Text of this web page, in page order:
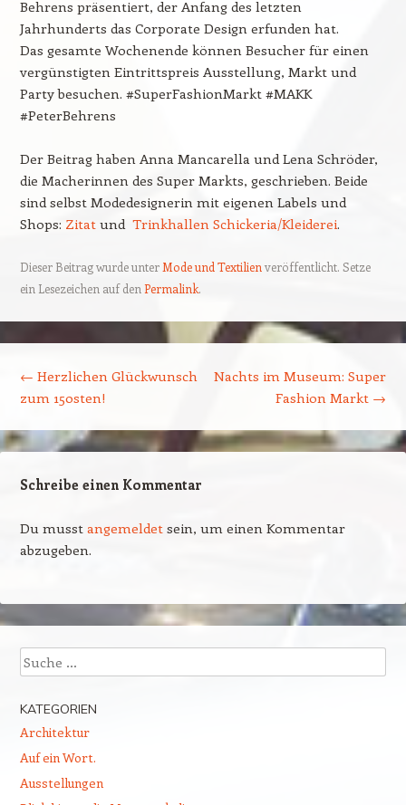
Behrens präsentiert, der Anfang des letzten
Jahrhunderts das Corporate Design erfunden hat.
Das gesamte Wochenende können Besucher für einen
vergünstigten Eintrittspreis Ausstellung, Markt und
Party besuchen. #SuperFashionMarkt #MAKK
#PeterBehrens
Der Beitrag haben Anna Mancarella und Lena Schröder,
die Macherinnen des Super Markts, geschrieben. Beide
sind selbst Modedesignerin mit eigenen Labels und
Shops: Zitatund Trinkhallen Schickeria/Kleiderei.
Dieser Beitrag wurde unter Mode und Textilien veröffentlicht. Setze
ein Lesezeichen auf den Permalink.
← Herzlichen Glückwunsch
zum 150sten!
Nachts im Museum: Super
Fashion Markt →
Schreibe einen Kommentar
Du musst angemeldetsein, um einen Kommentar
abzugeben.
Suchen
KATEGORIEN
Architektur
Auf ein Wort.
Ausstellungen